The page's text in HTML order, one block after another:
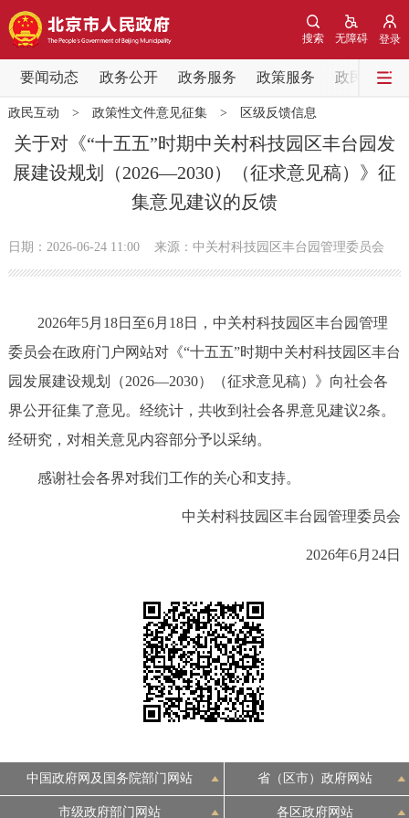
登录
无障碍
搜索
要闻动态 政务公开 政务服务 政策服务 政民互动
要闻动态
党中央精神 国务院信息 中央部委动态
北京要闻 会议信息 部门动态
政务公开
市领导 机构职能 政策服务
政策兑现 政策解读 回应关切
决策公开 专题公开
政务服务
法人服务 部门服务
阳光政务
12345网上接诉即办 我要咨询
参与调查 在线访谈 图说互动
政民互动 > 政策性文件意见征集> 区级反馈信息
关于对《“十五五”时期中关村科技园区丰台园发
展建设规划（2026—2030）（征求意见稿）》征
集意见建议的反馈
日期：2026-06-24 11:00 来源：中关村科技园区丰台园管理委员会
2026年5月18日至6月18日，中关村科技园区丰台园管理
委员会在政府门户网站对《“十五五”时期中关村科技园区丰台
园发展建设规划（2026—2030）（征求意见稿）》向社会各
界公开征集了意见。经统计，共收到社会各界意见建议2条。
经研究，对相关意见内容部分予以采纳。
感谢社会各界对我们工作的关心和支持。
中关村科技园区丰台园管理委员会
2026年6月24日
中国政府网及国务院部门网站 省（区市）政府网站
市级政府部门网站 各区政府网站